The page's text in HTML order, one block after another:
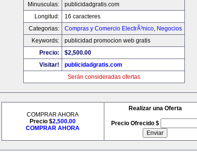
Minusculas:
publicidadgratis.com
Longitud:
16 caracteres
Categorias:
Compras y Comercio ElectrÃ³nico, Negocios
Keywords:
publicidad promocion web gratis
Precio:
$2,500.00
Visitar!
publicidadgratis.com
Serán consideradas ofertas
COMPRAR AHORA
Precio $2,500.00
COMPRAR AHORA
Realizar una Oferta
Precio Ofrecido $